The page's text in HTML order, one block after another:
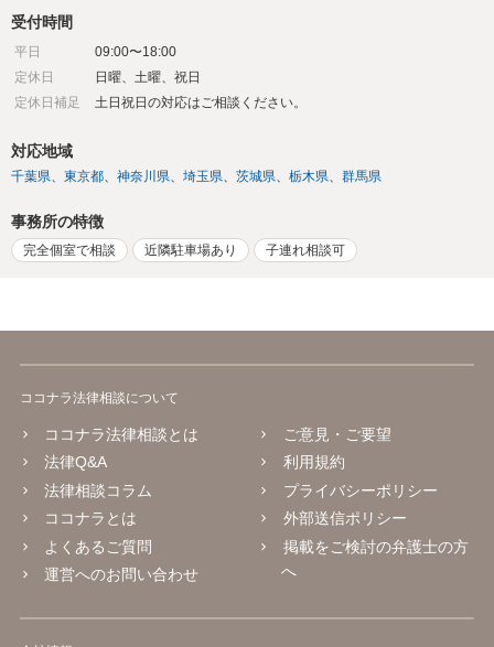
受付時間
平日
09:00〜18:00
定休日
日曜、土曜、祝日
定休日補足
土日祝日の対応はご相談ください。
対応地域
千葉県 東京都 神奈川県 埼玉県 茨城県 栃木県 群馬県
事務所の特徴
完全個室で相談 近隣駐車場あり 子連れ相談可
ココナラ法律相談について
ココナラ法律相談とは
法律Q&A
法律相談コラム
ココナラとは
よくあるご質問
運営へのお問い合わせ
ご意見・ご要望
利用規約
プライバシーポリシー
外部送信ポリシー
掲載をご検討の弁護士の方
へ